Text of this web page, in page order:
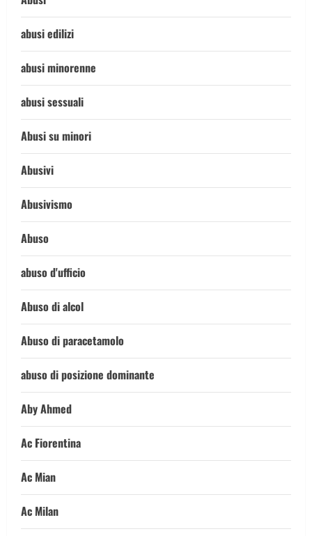
abusi edilizi
abusi minorenne
abusi sessuali
Abusi su minori
Abusivi
Abusivismo
Abuso
abuso d'ufficio
Abuso di alcol
Abuso di paracetamolo
abuso di posizione dominante
Aby Ahmed
Ac Fiorentina
Ac Mian
Ac Milan